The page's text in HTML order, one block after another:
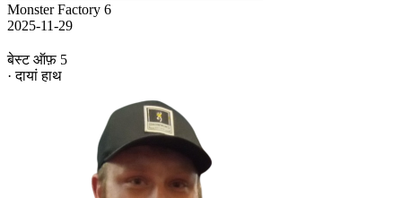
Monster Factory 6
2025-11-29
बेस्ट ऑफ़ 5
· दायां हाथ